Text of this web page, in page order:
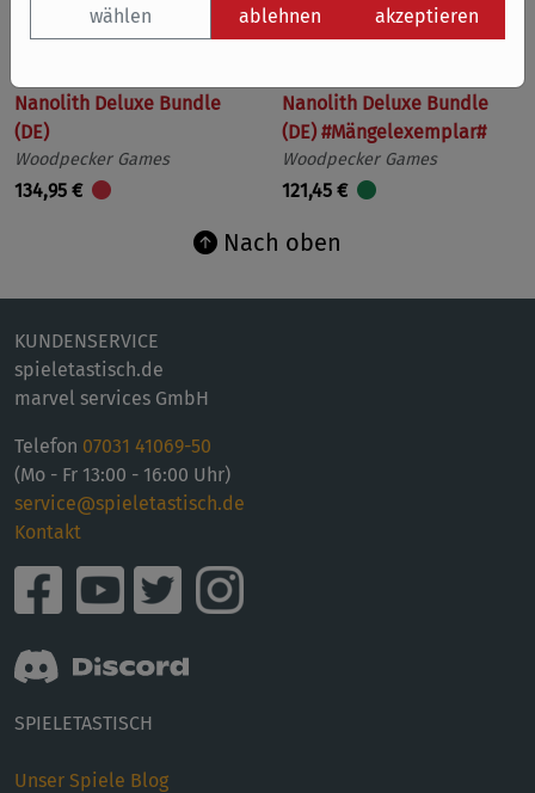
Nanolith Deluxe Bundle
(DE)
Woodpecker Games
134,95 €
Nanolith Deluxe Bundle
(DE) #Mängelexemplar#
Woodpecker Games
121,45 €
Nach oben
KUNDENSERVICE
spieletastisch.de
marvel services GmbH
Telefon 07031 41069-50
(Mo - Fr 13:00 - 16:00 Uhr)
service@spieletastisch.de
Kontakt
SPIELETASTISCH
Unser Spiele Blog
wählen
ablehnen
akzeptieren